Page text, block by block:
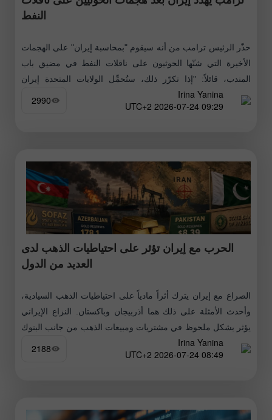
النفط
حذّر الرئيس ترامب من أنه سيقوم "بمحاسبة إيران" على الهجمات
الأخيرة التي شنّها الحوثيون على ناقلات النفط في مضيق باب
المندب، قائلاً: "إذا تكرّر ذلك، ستُحمِّل الولايات المتحدة إيران
المسؤولية،Irina Yanina
09:29 2026-07-24 UTC+2
2990
الحرب مع إيران تؤثر على احتياطيات الذهب لدى
العديد من الدول
الصراع مع إيران يترك أثراً مادياً على احتياطيات الذهب السيادية،
وأحدث الأمثلة على ذلك هما أذربيجان وباكستان. النزاع الإيراني
يؤثر بشكل ملحوظ في مشتريات ومبيعات الذهب من جانب البنوك
المركزيةIrina Yanina
08:49 2026-07-24 UTC+2
2188